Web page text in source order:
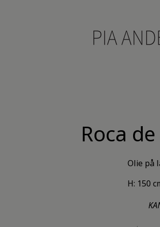
Roca
Olie på
H: 150